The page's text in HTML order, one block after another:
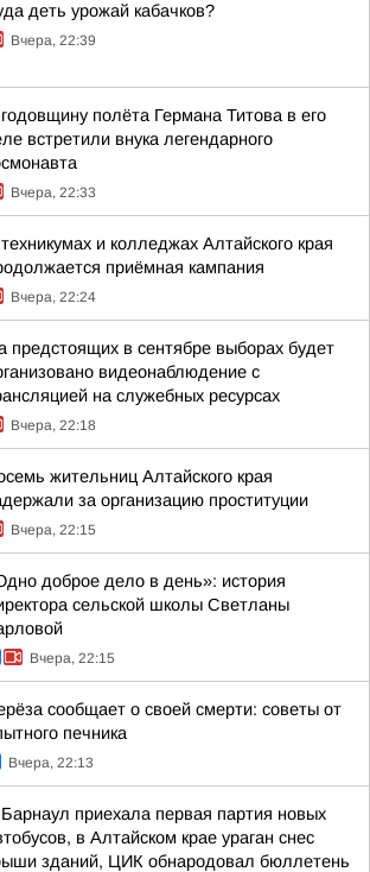
деть урожай кабачков?
Вчера, 22:39
полёта Германа Титова в его
встретили внука легендарного
Вчера, 22:33
и колледжах Алтайского края
приёмная кампания
Вчера, 22:24
предстоящих в сентябре выборах будет
видеонаблюдение с
на служебных ресурсах
Вчера, 22:18
жительниц Алтайского края
за организацию проституции
Вчера, 22:15
доброе дело в день»: история
сельской школы Светланы
Вчера, 22:15
сообщает о своей смерти: советы от
печника
Вчера, 22:13
приехала первая партия новых
в Алтайском крае ураган снес
зданий, ЦИК обнародовал бюллетень